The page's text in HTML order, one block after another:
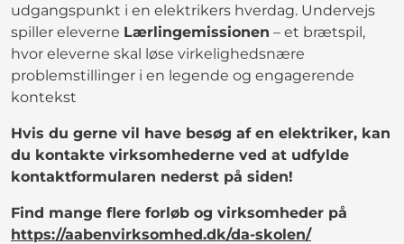
udgangspunkt i en elektrikers hverdag. Undervejs
spiller eleverne Lærlingemissionen – et brætspil,
hvor eleverne skal løse virkelighedsnære
problemstillinger i en legende og engagerende
kontekst
Hvis du gerne vil have besøg af en elektriker, kan
du kontakte virksomhederne ved at udfylde
kontaktformularen nederst på siden!
Find mange flere forløb og virksomheder på
https://aabenvirksomhed.dk/da-skolen/